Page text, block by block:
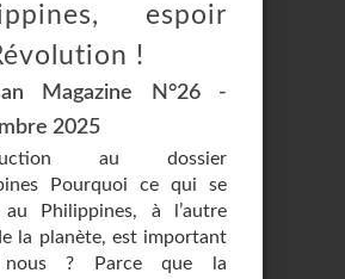
espoir
!
Magazine N°26 -
2025
au dossier
Pourquoi ce qui se
au Philippines, à l’autre
la planète, est important
nous ? Parce que la